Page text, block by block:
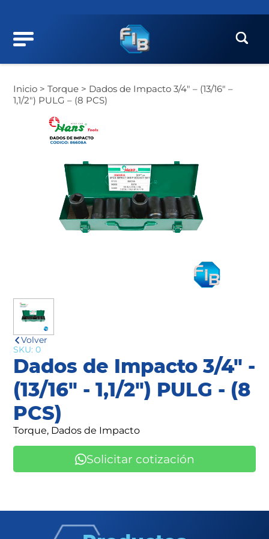
Inicio >Torque > Dados de Impacto 3/4″ – (13/16″ –
1,1/2″) PULG – (8 PCS)
Volver
SKU: 0
Dados de Impacto 3/4" -
(13/16" - 1,1/2") PULG - (8
PCS)
Torque, Dados de Impacto
Solicitar cotización